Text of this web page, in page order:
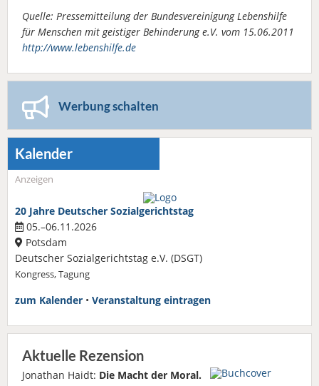
Quelle: Pressemitteilung der Bundesvereinigung Lebenshilfe
für Menschen mit geistiger Behinderung e.V. vom 15.06.2011
http://www.lebenshilfe.de
Werbung schalten
Kalender
Anzeigen
20 Jahre Deutscher Sozialgerichtstag
05.–06.11.2026
Potsdam
Deutscher Sozialgerichtstag e.V. (DSGT)
Kongress, Tagung
zum Kalender • Veranstaltung eintragen
Aktuelle Rezension
Jonathan Haidt: Die Macht der Moral.